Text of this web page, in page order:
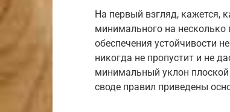
На первый взгляд, кажется,
минимального на
обеспечения устойчивости
никогда не пропустит и не
минимальный уклон
своде правил приведены